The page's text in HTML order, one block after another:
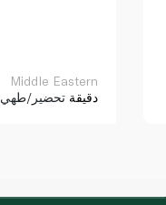
Middle Eastern
38 دقيقة تحضير/طهي